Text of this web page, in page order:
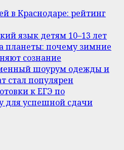
в Краснодаре: рейтинг
язык детям 10–13 лет
планеты: почему зимние
сознание
шоурум одежды и
стал популярен
к ЕГЭ по
для успешной сдачи